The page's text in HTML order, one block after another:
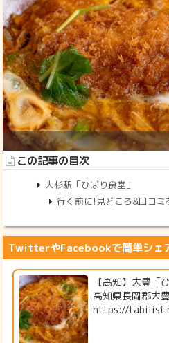
この記事の目次
大杉駅「ひばり食堂」
行く前に!見どころ&口コミ
TwitterやFacebookで簡単シェ
【高知】大豊「
高知県長岡郡大
https://